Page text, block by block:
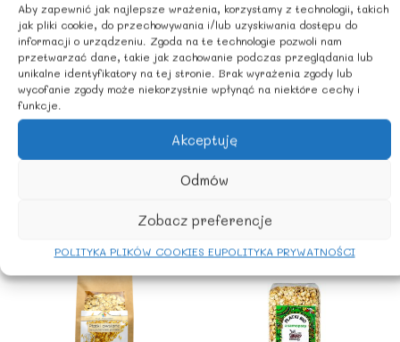
Aby zapewnić jak najlepsze wrażenia, korzystamy z technologii, takich
jak pliki cookie, do przechowywania i/lub uzyskiwania dostępu do
informacji o urządzeniu. Zgoda na te technologie pozwoli nam
przetwarzać dane, takie jak zachowanie podczas przeglądania lub
unikalne identyfikatory na tej stronie. Brak wyrażenia zgody lub
wycofanie zgody może niekorzystnie wpłynąć na niektóre cechy i
funkcje.
Akceptuję
Odmów
Zobacz preferencje
POLITYKA PLIKÓW COOKIES EUPOLITYKA PRYWATNOŚCI
ZALECANE WARUNKI PRZECHOWYWANIA
Przechowywać w suchym i chłodnym miejscu.
Podobne produkty